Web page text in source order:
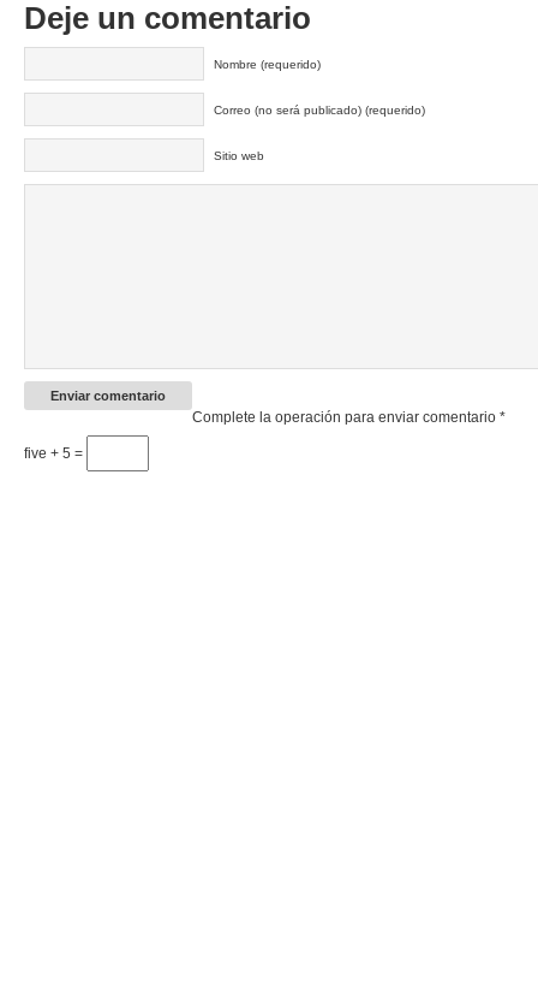
Deje un comentario
Nombre (requerido)
Correo (no será publicado) (requerido)
Sitio web
Complete la operación para enviar comentario *
five + 5 =